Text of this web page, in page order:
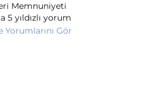
Memnuniyeti
5 yıldızlı yorum
Yorumlarını Gör